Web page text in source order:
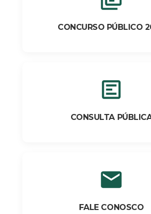
CONCURSO PÚBLICO
CONSULTA
FALE CONOSCO